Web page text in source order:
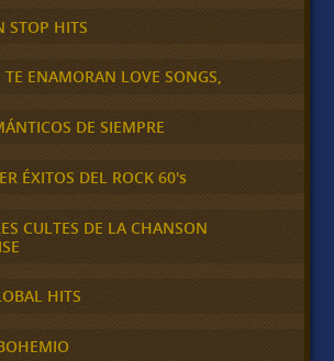
STOP HITS
TE ENAMORAN LOVE SONGS,
DE SIEMPRE
ÉXITOS DEL ROCK 60's
CULTES DE LA CHANSON
HITS